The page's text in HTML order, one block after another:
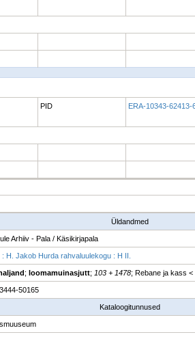
PID ERA-10343-62413-
Üldandmed
Arhiiv - Pala / Käsikirjapala
: H. Jakob Hurda rahvaluulekogu : H II.
; loomamuinasjutt; 103 + 1478; Rebane ja kass
50165
Kataloogitunnused